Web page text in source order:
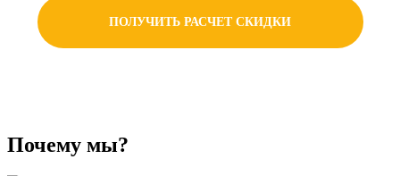
ПОЛУЧИТЬ РАСЧЕТ СКИДКИ
Почему мы?